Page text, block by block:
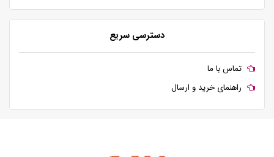
دسترسی سریع
تماس با ما
راهنمای خرید و ارسال